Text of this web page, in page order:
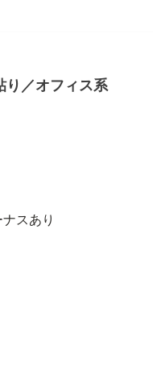
り／オフィス系
スあり